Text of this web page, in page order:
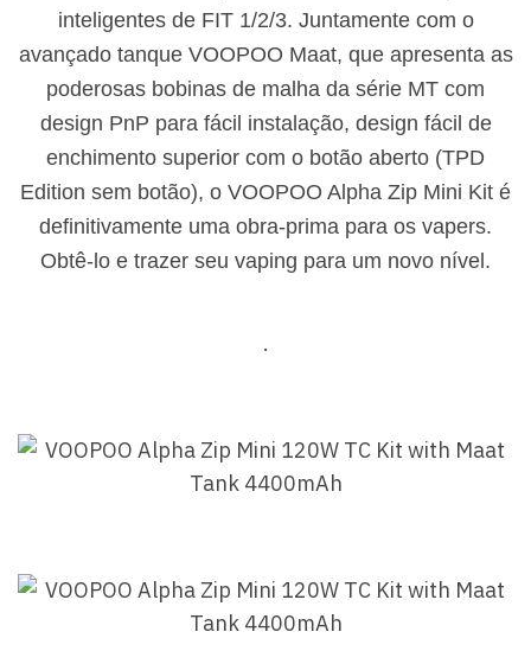
inteligentes de FIT 1/2/3. Juntamente com o
avançado tanque VOOPOO Maat, que apresenta as
poderosas bobinas de malha da série MT com
design PnP para fácil instalação, design fácil de
enchimento superior com o botão aberto (TPD
Edition sem botão), o VOOPOO Alpha Zip Mini Kit é
definitivamente uma obra-prima para os vapers.
Obtê-lo e trazer seu vaping para um novo nível.
.